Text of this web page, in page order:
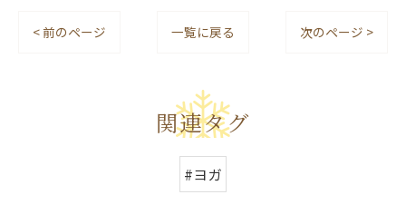
< 前のページ 一覧に戻る 次のページ >
関連タグ
#ヨガ